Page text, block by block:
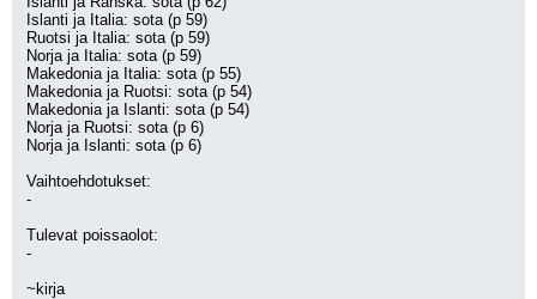
Islanti ja Italia: sota (p 59)
Ruotsi ja Italia: sota (p 59)
Norja ja Italia: sota (p 59)
Makedonia ja Italia: sota (p 55)
Makedonia ja Ruotsi: sota (p 54)
Makedonia ja Islanti: sota (p 54)
Norja ja Ruotsi: sota (p 6)
Norja ja Islanti: sota (p 6)
Vaihtoehdotukset:
-
Tulevat poissaolot:
-
~kirja